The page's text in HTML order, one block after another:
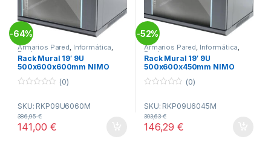
-64%
Armarios Pared, Informática,
Racks
Rack Mural 19′ 9U
500x600x600mm NIMO
u
t
o
f
(0)
SKU: RKP09U6060M
141,00€
386,95€
-52%
Armarios Pared, Informática,
Racks
Rack Mural 19′ 9U
500x600x450mm NIMO
u
t
o
f
(0)
SKU: RKP09U6045M
146,29€
303,63€